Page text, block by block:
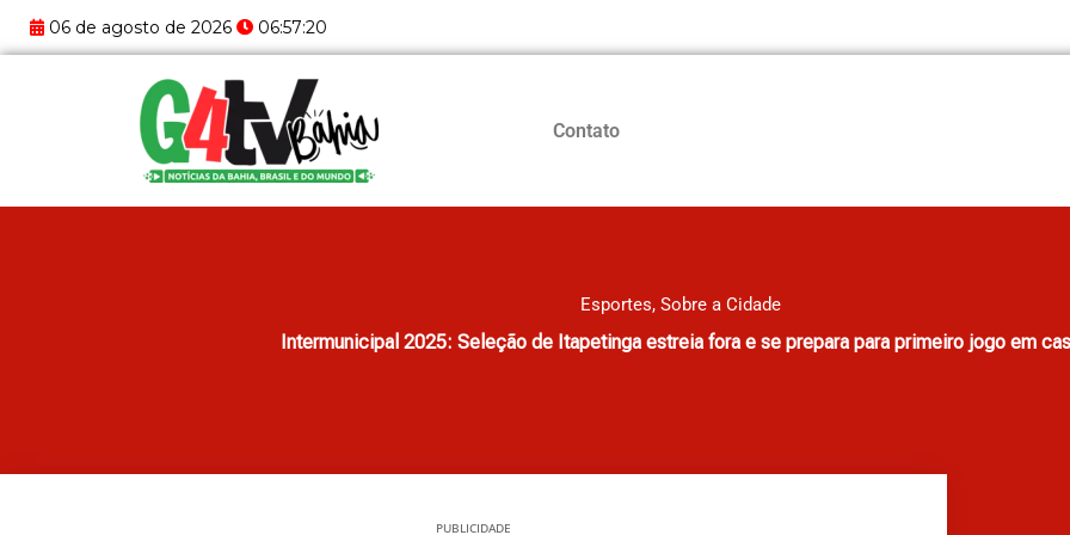
para
06 de agosto de 2026 06:57:21
Contato
Esportes, Sobre a Cidade
Intermunicipal 2025: Seleção de Itapetinga estreia fora e se prepara para primeiro jogo em
PUBLICIDADE